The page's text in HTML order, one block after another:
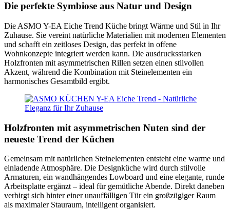
Die perfekte Symbiose aus Natur und Design
Die ASMO Y-EA Eiche Trend Küche bringt Wärme und Stil in Ihr
Zuhause. Sie vereint natürliche Materialien mit modernen Elementen
und schafft ein zeitloses Design, das perfekt in offene
Wohnkonzepte integriert werden kann. Die ausdrucksstarken
Holzfronten mit asymmetrischen Rillen setzen einen stilvollen
Akzent, während die Kombination mit Steinelementen ein
harmonisches Gesamtbild ergibt.
Holzfronten mit asymmetrischen Nuten sind der
neueste Trend der Küchen
Gemeinsam mit natürlichen Steinelementen entsteht eine warme und
einladende Atmosphäre. Die Designküche wird durch stilvolle
Armaturen, ein wandhängendes Lowboard und eine elegante, runde
Arbeitsplatte ergänzt – ideal für gemütliche Abende. Direkt daneben
verbirgt sich hinter einer unauffälligen Tür ein großzügiger Raum
als maximaler Stauraum, intelligent organisiert.